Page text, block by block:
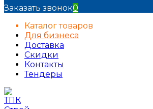
Заказать звонок0
Каталог товаров
Для бизнеса
Доставка
Скидки
Контакты
Тендеры